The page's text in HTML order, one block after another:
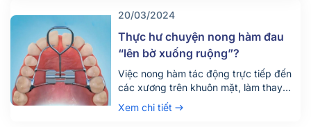
còi, nhiều ca sinh non, hay thậm chí là
sảy thai. Chính vì vậy, […]
20/03/2024
Thực hư chuyện nong hàm đau
“lên bờ xuống ruộng”?
Việc nong hàm tác động trực tiếp đến
các xương trên khuôn mặt, làm thay
đổi kích thước cung hàm. Vì vậy khi
nghĩ đến nong hàm, có thể dễ dàng
Xem chi tiết